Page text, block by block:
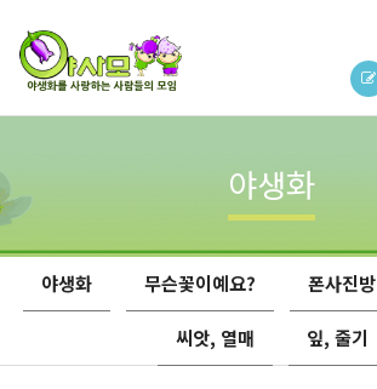
야생화
야생화 무슨꽃이예요? 폰사진방
씨앗, 열매 잎, 줄기